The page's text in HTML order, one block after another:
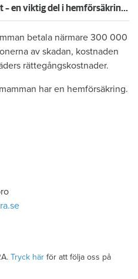
Ansvarsskyddet – en viktig del i hemförsäkringen
betala närmare 300 000
av skadan, kostnaden
rättegångskostnader.
har en hemförsäkring.
Tryck här för att följa oss på